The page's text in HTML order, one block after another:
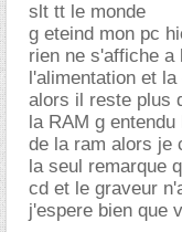
slt tt le monde
g eteind mon pc
rien ne s'affiche a
l'alimentation et
alors il reste plus
la RAM g
de la ram alors je
la seul remarque
cd et le graveur
j'espere bien que